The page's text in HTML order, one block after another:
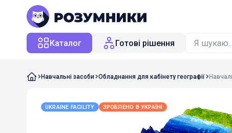
Каталог Готові рішення
Навчальні засоби Обладнання для кабінету географії
UKRAINE FACILITY ЗРОБЛЕНО В УКРАЇНІ